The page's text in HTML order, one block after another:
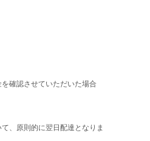
確認させていただいた場合
、原則的に翌日配達となりま